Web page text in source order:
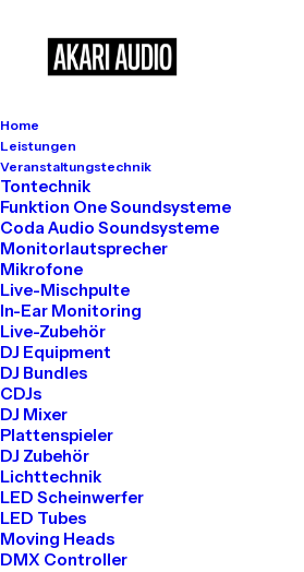
Home
Leistungen
Veranstaltungstechnik
Tontechnik
Funktion One Soundsysteme
Coda Audio Soundsysteme
Monitorlautsprecher
Mikrofone
Live-Mischpulte
In-Ear Monitoring
Live-Zubehör
DJ Equipment
DJ Bundles
CDJs
DJ Mixer
Plattenspieler
DJ Zubehör
Lichttechnik
LED Scheinwerfer
LED Tubes
Moving Heads
DMX Controller
Großes kündigt
Hier bahnt sich etwas Großes an!
wird bald
Get in touch
Tel: 030 2000 5441
Mail: info@akari-audio.de